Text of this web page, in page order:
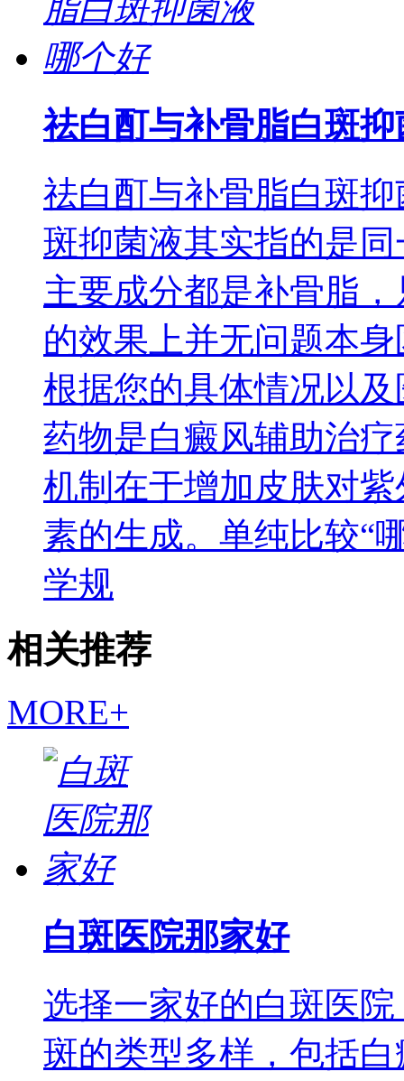
祛白酊与补骨脂白斑
祛白酊与补骨脂白斑
斑抑菌液其实指的是
主要成分都是补骨脂
的效果上并无问题本
根据您的具体情况以
药物是白癜风辅助治
机制在于增加皮肤对
素的生成。单纯比较“
学规
相关推荐
MORE+
白斑医院那家好
选择一家好的白斑医
斑的类型多样，包括